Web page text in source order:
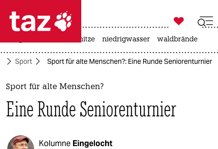
 taz zahl ich
taz zahl ich
themen
politik
öko

taz zahl ich
hitze niedrigwasser waldbrände
Sport Sport für alte Menschen?: Eine Runde Seniorenturnier
Sport für alte Menschen?
Eine Runde Seniorenturnier
Kolumne Eingelocht